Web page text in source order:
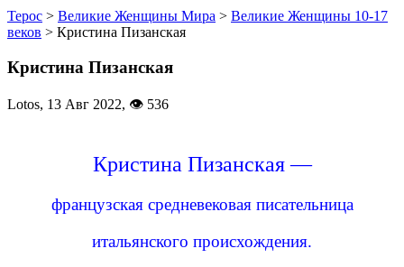
Терос > Великие Женщины Мира > Великие Женщины 10-17
веков > Кристина Пизанская
Кристина Пизанская
Lotos, 13 Авг 2022, 👁 536
Кристина Пизанская —
французская средневековая писательница
итальянского происхождения.